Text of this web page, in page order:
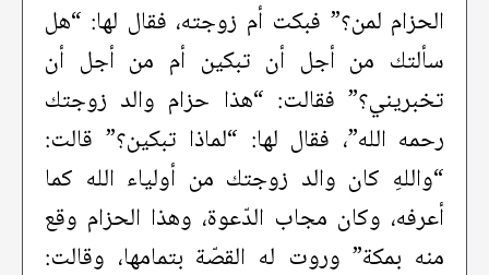
الحزام لمن؟” فبكت أم زوجته، فقال لها: “هل
سألتك من أجل أن تبكين أم من أجل أن
تخبريني؟” فقالت: “هذا حزام والد زوجتك
رحمه الله”، فقال لها: “لماذا تبكين؟” قالت:
“واللهِ كان والد زوجتك من أولياء الله كما
أعرفه، وكان مجاب الدّعوة، وهذا الحزام وقع
منه بمكة” وروت له القصّة بتمامها، وقالت: